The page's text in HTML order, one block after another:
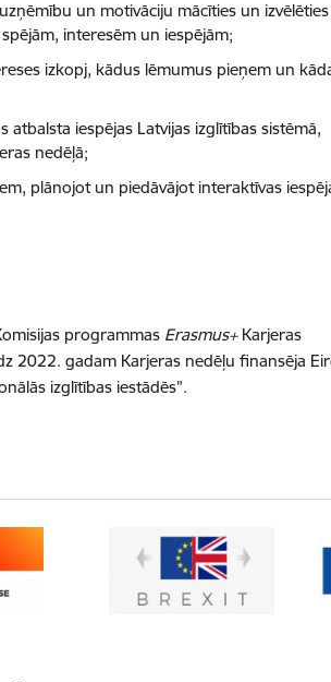
un motivāciju mācīties un izvēlēties
interesēm un iespējām;
izkopj, kādus lēmumus pieņem un
iespējas Latvijas izglītības sistēmā,
nedēļā;
plānojot un piedāvājot interaktīvas
programmas Erasmus+Karjeras
2022. gadam Karjeras nedēļu finansēja
izglītības iestādēs”.